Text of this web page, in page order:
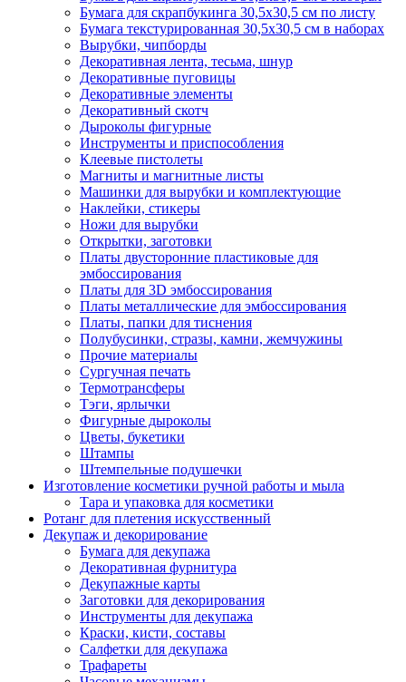
Бумага для скрапбукинга 30,5х30,5 см по листу
Бумага текстурированная 30,5х30,5 см в наборах
Вырубки, чипборды
Декоративная лента, тесьма, шнур
Декоративные пуговицы
Декоративные элементы
Декоративный скотч
Дыроколы фигурные
Инструменты и приспособления
Клеевые пистолеты
Магниты и магнитные листы
Машинки для вырубки и комплектующие
Наклейки, стикеры
Ножи для вырубки
Открытки, заготовки
Платы двусторонние пластиковые для
эмбоссирования
Платы для 3D эмбоссирования
Платы металлические для эмбоссирования
Платы, папки для тиснения
Полубусинки, стразы, камни, жемчужины
Прочие материалы
Сургучная печать
Термотрансферы
Тэги, ярлычки
Фигурные дыроколы
Цветы, букетики
Штампы
Штемпельные подушечки
Изготовление косметики ручной работы и мыла
Тара и упаковка для косметики
Ротанг для плетения искусственный
Декупаж и декорирование
Бумага для декупажа
Декоративная фурнитура
Декупажные карты
Заготовки для декорирования
Инструменты для декупажа
Краски, кисти, составы
Салфетки для декупажа
Трафареты